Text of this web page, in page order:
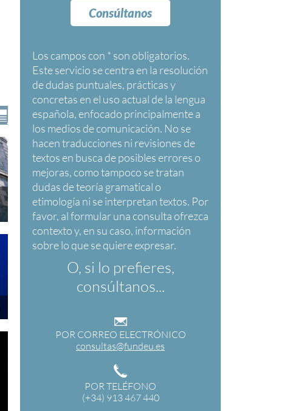
Consúltanos
Los campos con * son obligatorios
O, si lo prefieres,
consúltanos...
POR CORREO ELECTRÓNICO
consultas@fundeu.es
POR TELÉFONO
(+34) 913 467 440